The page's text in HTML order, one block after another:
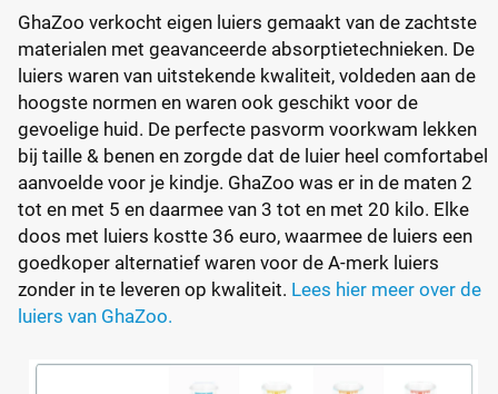
GhaZoo verkocht eigen luiers gemaakt van de zachtste
materialen met geavanceerde absorptietechnieken. De
luiers waren van uitstekende kwaliteit, voldeden aan de
hoogste normen en waren ook geschikt voor de
gevoelige huid. De perfecte pasvorm voorkwam lekken
bij taille & benen en zorgde dat de luier heel comfortabel
aanvoelde voor je kindje. GhaZoo was er in de maten 2
tot en met 5 en daarmee van 3 tot en met 20 kilo. Elke
doos met luiers kostte 36 euro, waarmee de luiers een
goedkoper alternatief waren voor de A-merk luiers
zonder in te leveren op kwaliteit. Lees hier meer over de
luiers van GhaZoo.